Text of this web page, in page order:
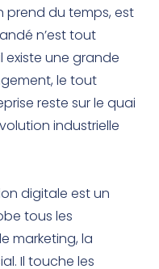
prend du temps, est
n’est tout
existe une grande
le tout
reste sur le quai
industrielle
digitale est un
tous les
marketing, la
Il touche les